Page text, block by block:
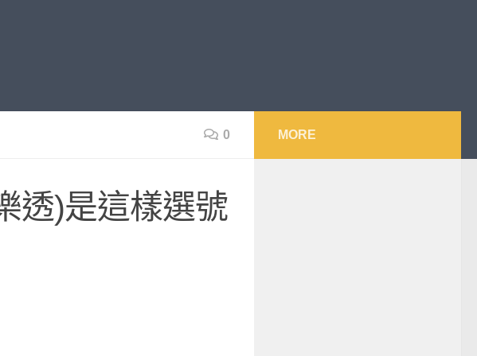
0
透)是這樣選號
MORE